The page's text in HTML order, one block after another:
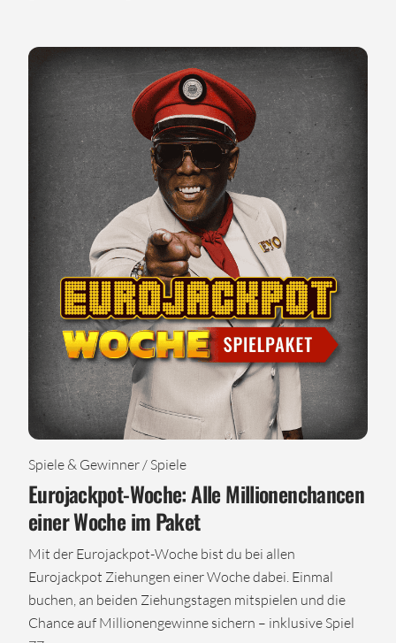
Spiele & Gewinner / Spiele
Eurojackpot-Woche: Alle Millionenchancen
einer Woche im Paket
Mit der Eurojackpot-Woche bist du bei allen
Eurojackpot Ziehungen einer Woche dabei. Einmal
buchen, an beiden Ziehungstagen mitspielen und die
Chance auf Millionengewinne sichern – inklusive Spiel